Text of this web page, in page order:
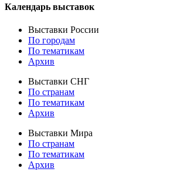
Календарь выставок
Выставки России
По городам
По тематикам
Архив
Выставки СНГ
По странам
По тематикам
Архив
Выставки Мира
По странам
По тематикам
Архив